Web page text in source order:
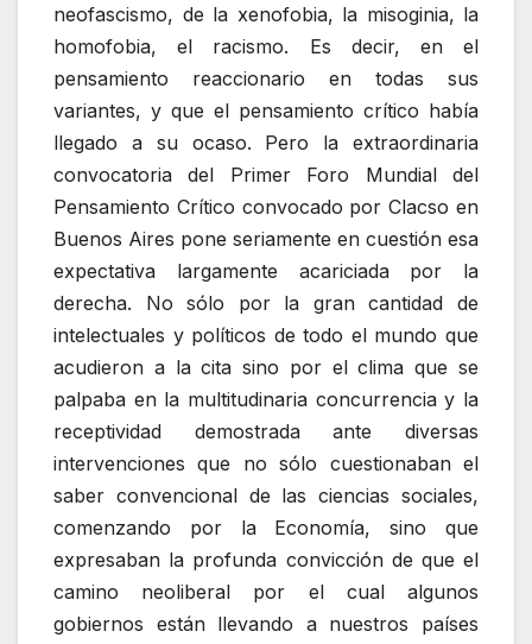
neofascismo, de la xenofobia, la misoginia, la
homofobia, el racismo. Es decir, en el
pensamiento reaccionario en todas sus
variantes, y que el pensamiento crítico había
llegado a su ocaso. Pero la extraordinaria
convocatoria del Primer Foro Mundial del
Pensamiento Crítico convocado por Clacso en
Buenos Aires pone seriamente en cuestión esa
expectativa largamente acariciada por la
derecha. No sólo por la gran cantidad de
intelectuales y políticos de todo el mundo que
acudieron a la cita sino por el clima que se
palpaba en la multitudinaria concurrencia y la
receptividad demostrada ante diversas
intervenciones que no sólo cuestionaban el
saber convencional de las ciencias sociales,
comenzando por la Economía, sino que
expresaban la profunda convicción de que el
camino neoliberal por el cual algunos
gobiernos están llevando a nuestros países